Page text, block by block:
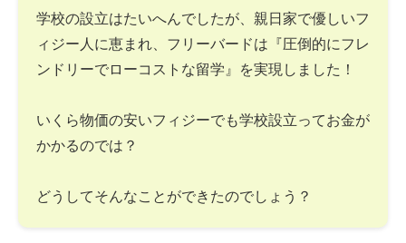
学校の設立はたいへんでしたが、親日家で優しいフ
ィジー人に恵まれ、フリーバードは『圧倒的にフレ
ンドリーでローコストな留学』を実現しました！
いくら物価の安いフィジーでも学校設立ってお金が
かかるのでは？
どうしてそんなことができたのでしょう？